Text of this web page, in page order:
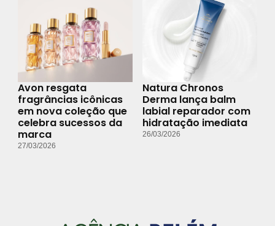
Avon resgata
fragrâncias icônicas
em nova coleção que
celebra sucessos da
marca
27/03/2026
Natura Chronos
Derma lança balm
labial reparador com
hidratação imediata
26/03/2026